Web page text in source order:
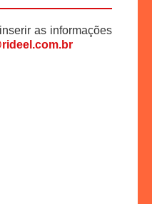
as informações